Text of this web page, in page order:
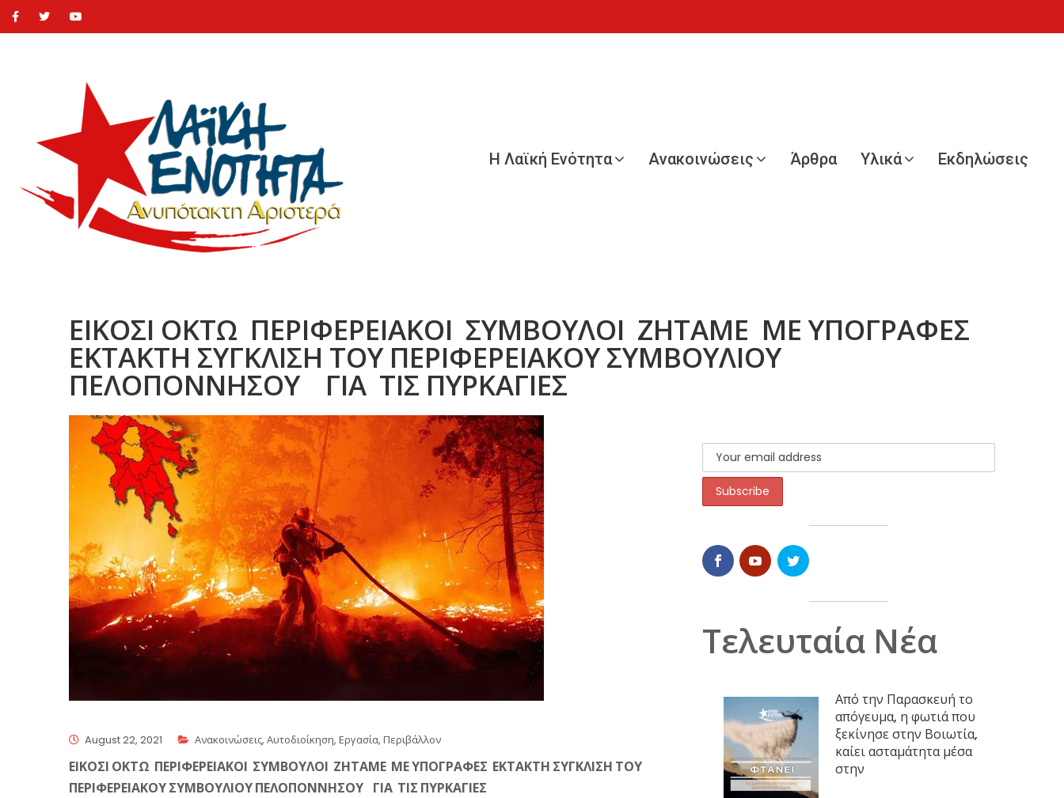
Η Λαϊκή Ενότητα Ανακοινώσεις Άρθρα Υλικά Εκδηλώσεις
ΕΙΚΟΣΙ ΟΚΤΩ ΠΕΡΙΦΕΡΕΙΑΚΟΙ ΣΥΜΒΟΥΛΟΙ ΖΗΤΑΜΕ ΜΕ ΥΠΟΓΡΑΦΕΣ
ΕΚΤΑΚΤΗ ΣΥΓΚΛΙΣΗ ΤΟΥ ΠΕΡΙΦΕΡΕΙΑΚΟΥ ΣΥΜΒΟΥΛΙΟΥ
ΠΕΛΟΠΟΝΝΗΣΟΥ ΓΙΑ ΤΙΣ ΠΥΡΚΑΓΙΕΣ
August 22, 2021 Ανακοινώσεις, Αυτοδιοίκηση, Εργασία, Περιβάλλον
ΕΙΚΟΣΙ ΟΚΤΩ ΠΕΡΙΦΕΡΕΙΑΚΟΙ ΣΥΜΒΟΥΛΟΙ ΖΗΤΑΜΕ ΜΕ ΥΠΟΓΡΑΦΕΣ ΕΚΤΑΚΤΗ ΣΥΓΚΛΙΣΗ ΤΟΥ
ΠΕΡΙΦΕΡΕΙΑΚΟΥ ΣΥΜΒΟΥΛΙΟΥ ΠΕΛΟΠΟΝΝΗΣΟΥ ΓΙΑ ΤΙΣ ΠΥΡΚΑΓΙΕΣ
Τελευταία Νέα
Από την Παρασκευή το
απόγευμα, η φωτιά που
ξεκίνησε στην Βοιωτία,
καίει ασταμάτητα μέσα
στην